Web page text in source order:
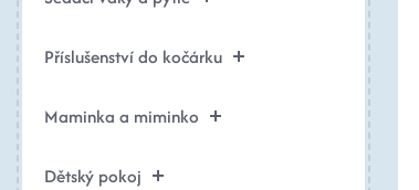
Příslušenství do kočárku
Maminka a miminko
Dětský pokoj